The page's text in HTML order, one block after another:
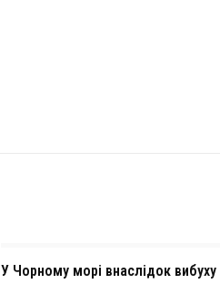
У Чорному морі внаслідок вибуху